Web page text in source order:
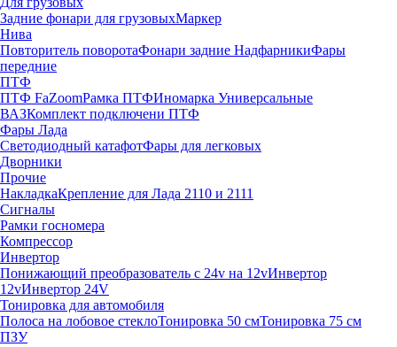
Задние фонари для грузовыхМаркер
Нива
Повторитель поворотаФонари задние НадфарникиФары
передние
ПТФ
ПТФ FaZoomРамка ПТФИномарка Универсальные
ВАЗКомплект подключени ПТФ
Фары Лада
Светодиодный катафотФары для легковых
Дворники
Прочие
НакладкаКрепление для Лада 2110 и 2111
Сигналы
Рамки госномера
Компрессор
Инвертор
Понижающий преобразователь с 24v на 12vИнвертор
12vИнвертор 24V
Тонировка для автомобиля
Полоса на лобовое стеклоТонировка 50 смТонировка 75 см
ПЗУ